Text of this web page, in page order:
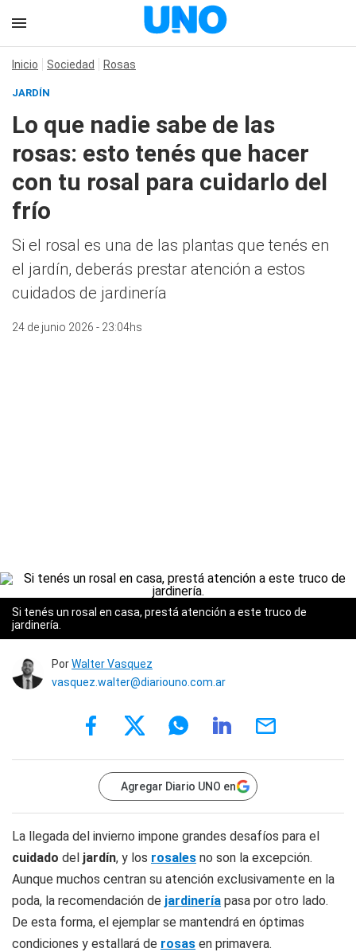
Inicio Sociedad Rosas
JARDÍN
Lo que nadie sabe de las
rosas: esto tenés que hacer
con tu rosal para cuidarlo del
frío
Si el rosal es una de las plantas que tenés en
el jardín, deberás prestar atención a estos
cuidados de jardinería
24 de junio 2026 - 23:04hs
Si tenés un rosal en casa, prestá atención a este truco de
jardinería.
PorWalter Vasquez
vasquez.walter@diariouno.com.ar
Agregar Diario UNO en
La llegada del invierno impone grandes desafíos para el
cuidado del jardín, y los rosales no son la excepción.
Aunque muchos centran su atención exclusivamente en la
poda, la recomendación de jardinería pasa por otro lado.
De esta forma, el ejemplar se mantendrá en óptimas
condiciones y estallará de rosas en primavera.